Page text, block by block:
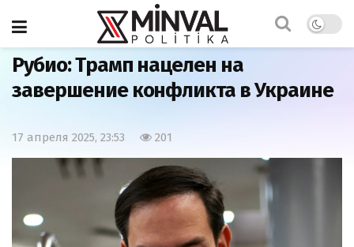
Главная Политика
Рубио: Трамп нацелен на
завершение конфликта в Украине
17 апреля 2025, 23:53 201